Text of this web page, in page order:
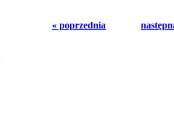
« poprzednia